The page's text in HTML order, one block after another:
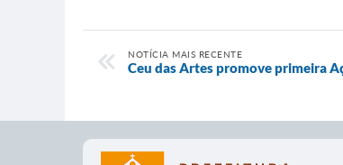
NOTÍCIA MAIS RECENTE
Ceu das Artes promove primeira